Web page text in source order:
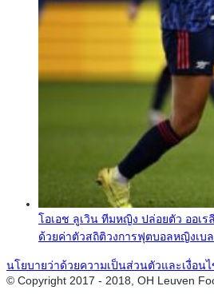
โอเอช ลูเวิน ทีมหญิง ปล่อยตัว ออเร
ด้วยค่าตัวสถิติวงการฟุตบอลหญิงเบล
นโยบายว่าด้วยความเป็นส่วนตัวและเงื่อน
© Copyright 2017 - 2018, OH Leuven